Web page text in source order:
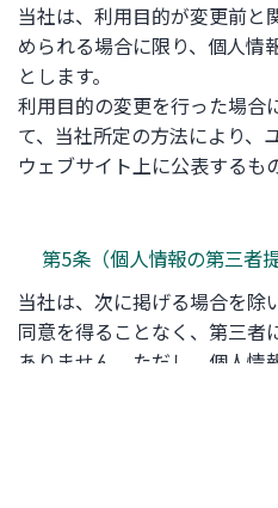
当社は、利用目的が変更前と
められる場合に限り、個人情
とします。
利用目的の変更を行った場合
て、当社所定の方法により、
ウェブサイト上に公表するも
第5条（個人情報の第三者提
当社は、次に掲げる場合を除
同意を得ることなく、第三者
ありません。ただし、個人情